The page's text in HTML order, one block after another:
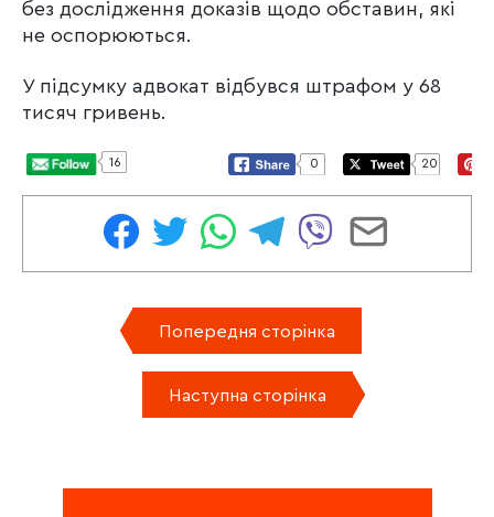
без дослідження доказів щодо обставин, які
не оспорюються.
У підсумку адвокат відбувся штрафом у 68
тисяч гривень.
16 0 20
Попередня сторінка
Наступна сторінка